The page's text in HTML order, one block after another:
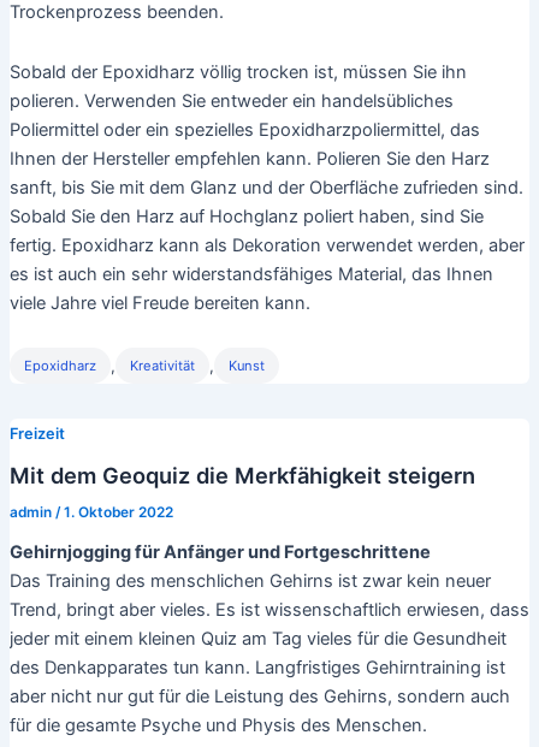
Trockenprozess beenden.
Sobald der Epoxidharz völlig trocken ist, müssen Sie ihn
polieren. Verwenden Sie entweder ein handelsübliches
Poliermittel oder ein spezielles Epoxidharzpoliermittel, das
Ihnen der Hersteller empfehlen kann. Polieren Sie den Harz
sanft, bis Sie mit dem Glanz und der Oberfläche zufrieden sind.
Sobald Sie den Harz auf Hochglanz poliert haben, sind Sie
fertig. Epoxidharz kann als Dekoration verwendet werden, aber
es ist auch ein sehr widerstandsfähiges Material, das Ihnen
viele Jahre viel Freude bereiten kann.
Epoxidharz , Kreativität , Kunst
Freizeit
Mit dem Geoquiz die Merkfähigkeit steigern
admin /1. Oktober 2022
Gehirnjogging für Anfänger und Fortgeschrittene
Das Training des menschlichen Gehirns ist zwar kein neuer
Trend, bringt aber vieles. Es ist wissenschaftlich erwiesen, dass
jeder mit einem kleinen Quiz am Tag vieles für die Gesundheit
des Denkapparates tun kann. Langfristiges Gehirntraining ist
aber nicht nur gut für die Leistung des Gehirns, sondern auch
für die gesamte Psyche und Physis des Menschen.